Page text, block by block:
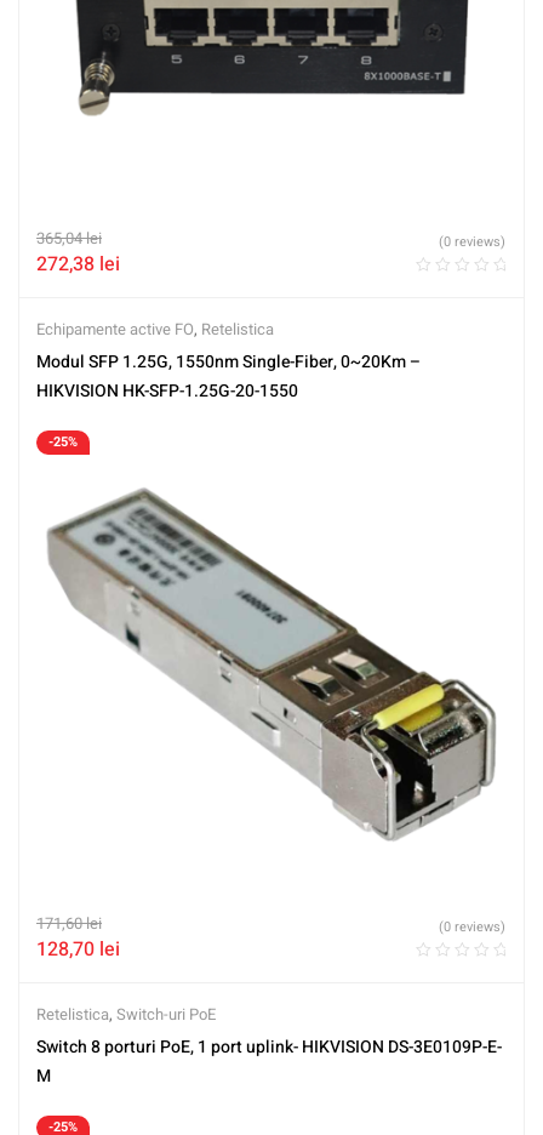
365,04lei
272,38 lei
(0 reviews)
Echipamente active FO, Retelistica
Modul SFP 1.25G, 1550nm Single-Fiber, 0~20Km –
HIKVISION HK-SFP-1.25G-20-1550
-25%
171,60lei
128,70 lei
(0 reviews)
Retelistica, Switch-uri PoE
Switch 8 porturi PoE, 1 port uplink- HIKVISION DS-3E0109P-E-
M
-25%